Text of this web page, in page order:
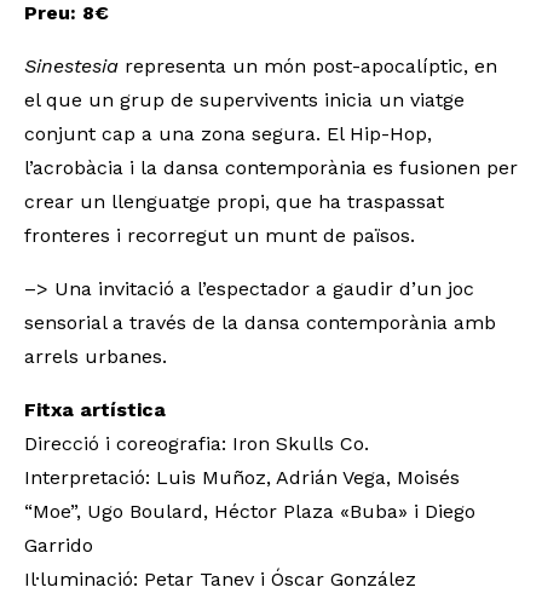
Preu: 8€
Sinestesia representa un món post-apocalíptic, en
el que un grup de supervivents inicia un viatge
conjunt cap a una zona segura. El Hip-Hop,
l’acrobàcia i la dansa contemporània es fusionen per
crear un llenguatge propi, que ha traspassat
fronteres i recorregut un munt de països.
–> Una invitació a l’espectador a gaudir d’un joc
sensorial a través de la dansa contemporània amb
arrels urbanes.
Fitxa artística
Direcció i coreografia: Iron Skulls Co.
Interpretació: Luis Muñoz, Adrián Vega, Moisés
“Moe”, Ugo Boulard, Héctor Plaza «Buba» i Diego
Garrido
Il·luminació: Petar Tanev i Óscar González